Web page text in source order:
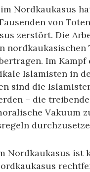
Nordkaukasus
von
zerstört. Die
Im
Islamisten in
sind die
– die
Vakuum
Nordkaukasus ist